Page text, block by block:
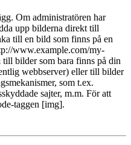
Om administratören har
upp bilderna direkt till
till en bild som finns på en
www.example.com/my-
bilder som bara finns på din
webbserver) eller till bilder
som t.ex.
sajter, m.m. För att
taggen [img].